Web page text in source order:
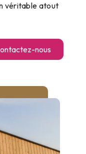
véritable atout
nous